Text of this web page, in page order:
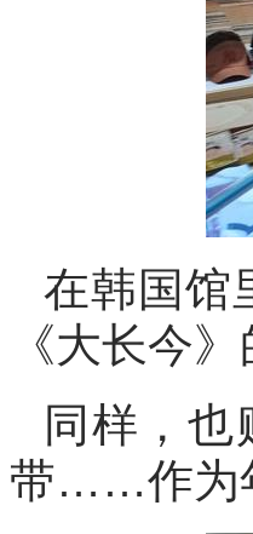
在韩国馆
《大长今
同样，
带……作为